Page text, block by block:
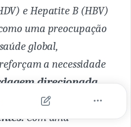
e Hepatite B (HBV)
uma preocupação
global,
a necessidade
direcionada
e manejo
Com uma